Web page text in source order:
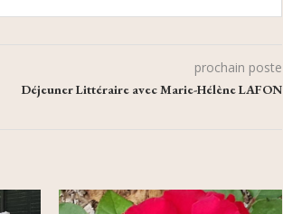
prochain poste
Déjeuner Littéraire avec Marie-Hélène LAFON